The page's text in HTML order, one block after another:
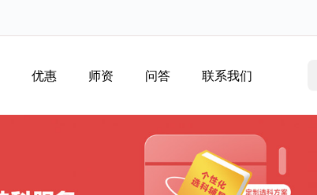
优惠 师资 问答 联系我们